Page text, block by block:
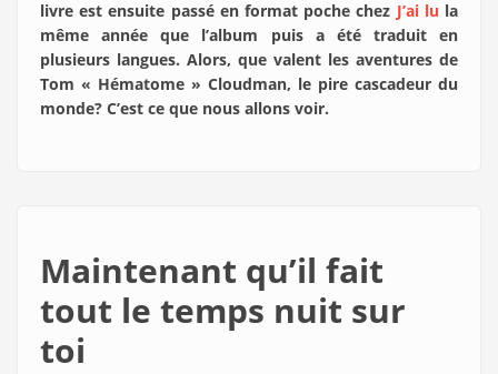
livre est ensuite passé en format poche chez J’ai lu la
même année que l’album puis a été traduit en
plusieurs langues. Alors, que valent les aventures de
Tom « Hématome » Cloudman, le pire cascadeur du
monde? C’est ce que nous allons voir.
Maintenant qu’il fait
tout le temps nuit sur
toi